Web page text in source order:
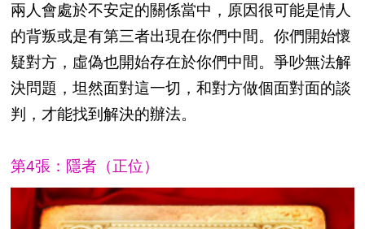
兩人會處於不安定的關係當中，原因很可能是情人
的背叛或是有第三者出現在你們中間。你們開始懷
疑對方，虛偽也開始存在於你們中間。爭吵無法解
決問題，坦然面對這一切，和對方做個面對面的談
判，才能找到解決的辦法。
第4張：隱者（正位）